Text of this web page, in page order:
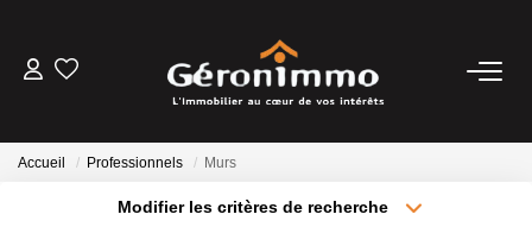
Accueil Professionnels Murs
Modifier les critères de recherche